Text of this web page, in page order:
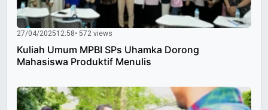
27/04/202512:58• 572 views
Kuliah Umum MPBI SPs Uhamka Dorong
Mahasiswa Produktif Menulis